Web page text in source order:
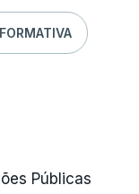
Públicas